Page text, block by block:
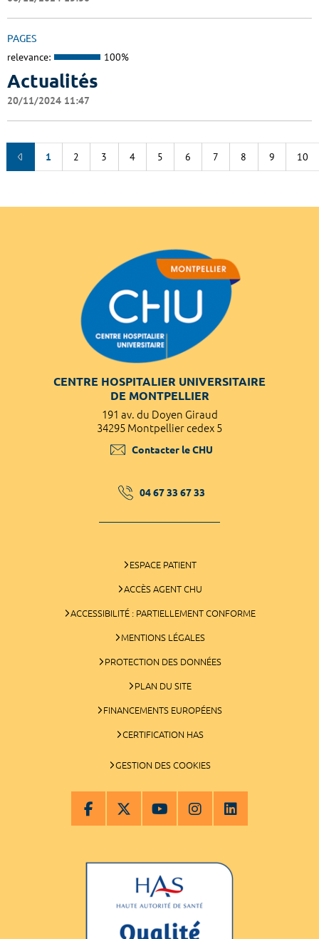
PAGES
relevance: 100%
Actualités
20/11/2024 11:47
1 2 3 4 5 6 7 8 9 10
CENTRE HOSPITALIER UNIVERSITAIRE
DE MONTPELLIER
191 av. du Doyen Giraud
34295 Montpellier cedex 5
Contacter le CHU
04 67 33 67 33
ESPACE PATIENT
ACCÈS AGENT CHU
ACCESSIBILITÉ : PARTIELLEMENT CONFORME
MENTIONS LÉGALES
PROTECTION DES DONNÉES
PLAN DU SITE
FINANCEMENTS EUROPÉENS
CERTIFICATION HAS
GESTION DES COOKIES